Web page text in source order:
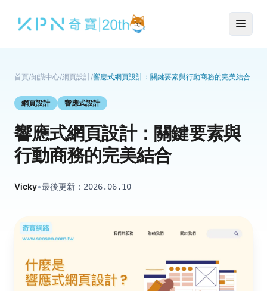
首頁/知識中心/網頁設計/響應式網頁設計：關鍵要素與行動商務的完美結合
網頁設計 響應式設計
響應式網頁設計：關鍵要素與
行動商務的完美結合
Vicky•最後更新： 2026.06.10